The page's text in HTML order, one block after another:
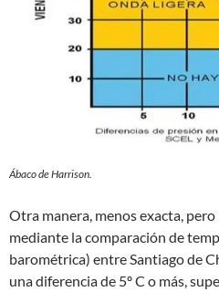
Ábaco de Harrison.
Otra manera, menos exacta,
mediante la comparación de
barométrica) entre Santiago de
una diferencia de 5º C o más,